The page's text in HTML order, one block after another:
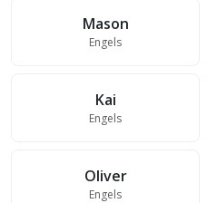
Mason
Engels
Kai
Engels
Oliver
Engels